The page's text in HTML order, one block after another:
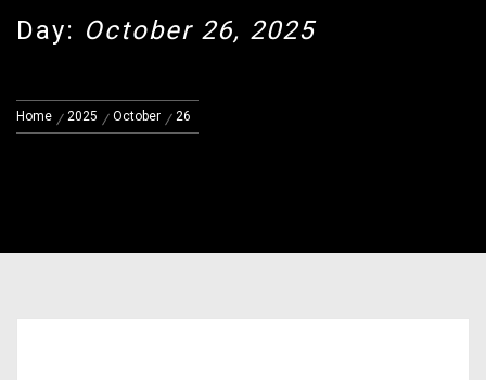
Day: October 26, 2025
Home 2025 October 26